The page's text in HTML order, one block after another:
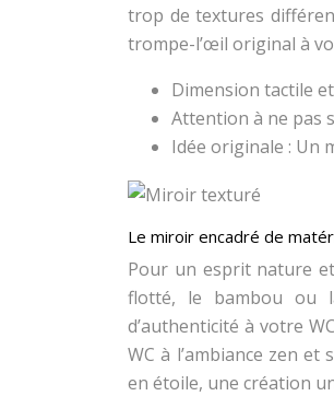
trop de textures
trompe-l’œil original à
Dimension tactile
Attention à ne pas
Idée originale : Un
Le miroir encadré de
Pour un esprit nature
flotté, le bambou ou
d’authenticité à votre
WC à l’ambiance zen
en étoile, une création